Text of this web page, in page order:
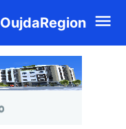
OujdaRegion